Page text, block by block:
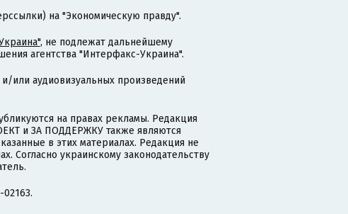
на "Экономическую правду".
, не подлежат дальнейшему
агентства "Интерфакс-Украина".
или аудиовизуальных произведений
на правах рекламы. Редакция
и ЗА ПОДДЕРЖКУ также являются
в этих материалах. Редакция не
Согласно украинскому законодательству